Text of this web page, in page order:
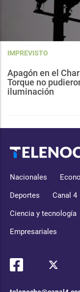
IMPREVISTO
Apagón en el
Torque no
iluminación
Nacionales
Deportes Canal 4
Ciencia y tecnología
Empresariales